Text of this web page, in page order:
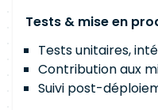
Tests & mise en
Tests unitaires,
Contribution aux
Suivi post-